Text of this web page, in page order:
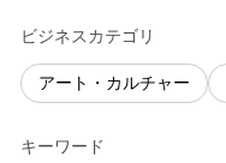
ビジネスカテゴリ
アート・カルチャー
キーワード